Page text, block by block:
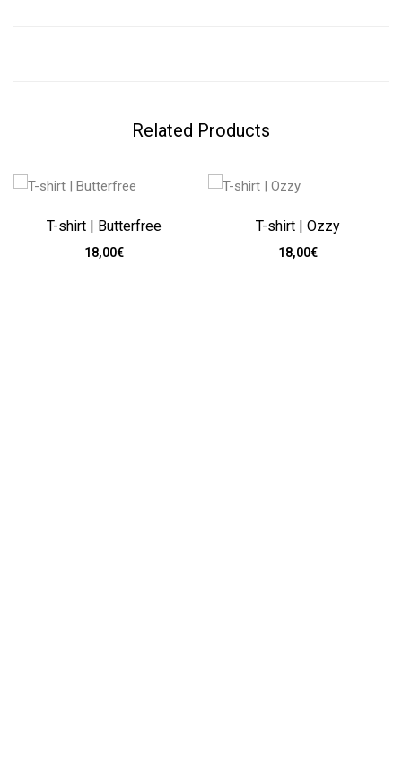
Related Products
T-shirt | Butterfree
18,00€
T-shirt | Ozzy
18,00€